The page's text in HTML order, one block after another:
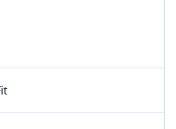
Feminine Fit. für